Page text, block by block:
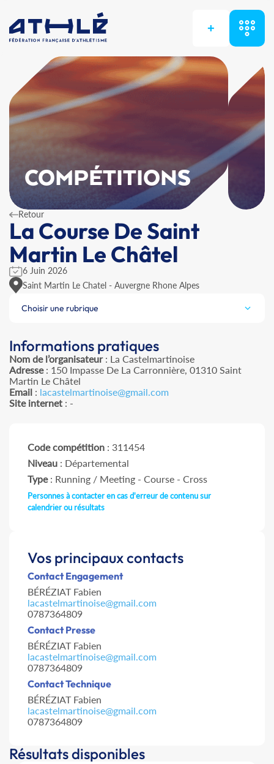
+
COMPÉTITIONS
Retour
La Course De Saint
Martin Le Châtel
6 Juin 2026
Saint Martin Le Chatel - Auvergne Rhone Alpes
Choisir une rubrique
Informations pratiques
Nom de l’organisateur: La Castelmartinoise
Adresse: 150 Impasse De La Carronnière, 01310 Saint
Martin Le Châtel
Email : lacastelmartinoise@gmail.com
Site internet : -
Code compétition : 311454
Niveau : Départemental
Type: Running / Meeting - Course - Cross
Personnes à contacter en cas d'erreur de contenu sur
calendrier ou résultats
Vos principaux contacts
Contact Engagement
BÉRÉZIAT Fabien
lacastelmartinoise@gmail.com
0787364809
Contact Presse
BÉRÉZIAT Fabien
lacastelmartinoise@gmail.com
0787364809
Contact Technique
BÉRÉZIAT Fabien
lacastelmartinoise@gmail.com
0787364809
Résultats disponibles